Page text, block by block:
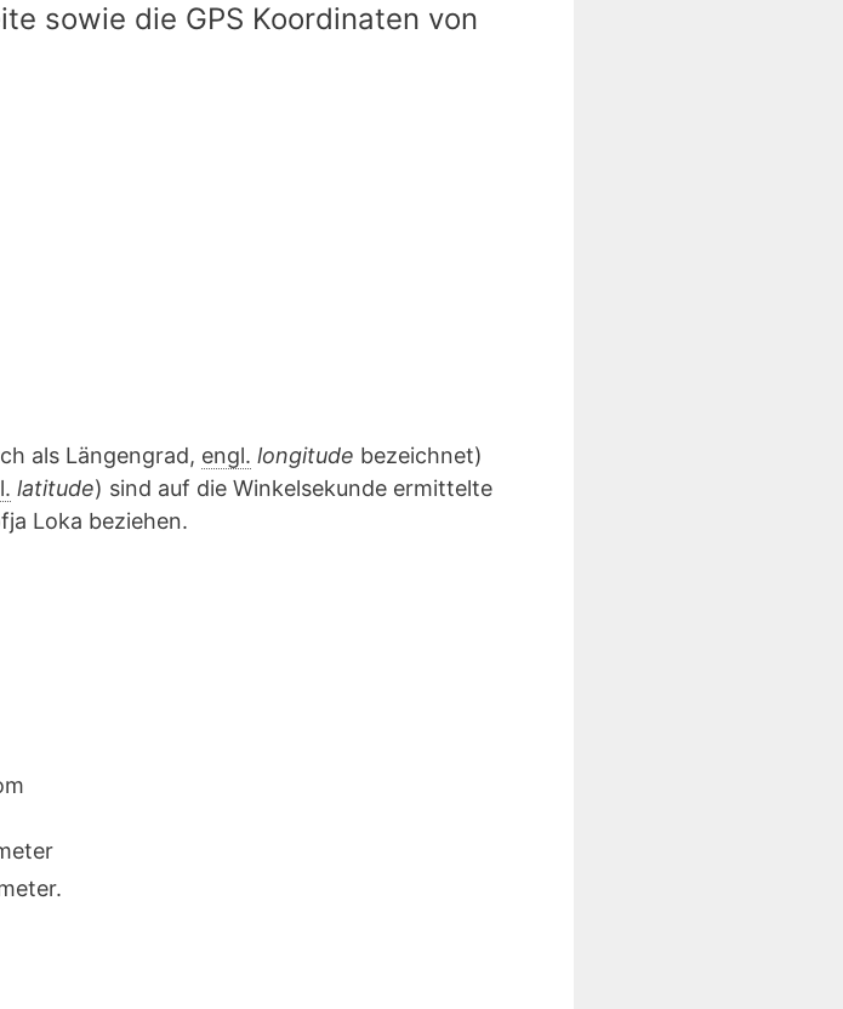
sowie die GPS Koordinaten von
als Längengrad, engl. longitude bezeichnet)
latitude) sind auf die Winkelsekunde ermittelte
Loka beziehen.